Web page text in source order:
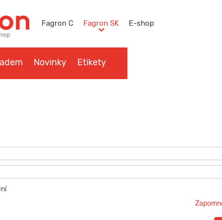
Fagron C Fagron SK E-shop
Novinky Etikety